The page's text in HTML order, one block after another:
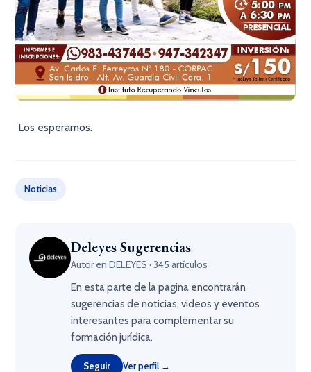
Los esperamos.
Noticias
Deleyes Sugerencias
Autor en DELEYES · 345 artículos
En esta parte de la pagina encontrarán
sugerencias de noticias, videos y eventos
interesantes para complementar su
formación jurídica.
Seguir Ver perfil →